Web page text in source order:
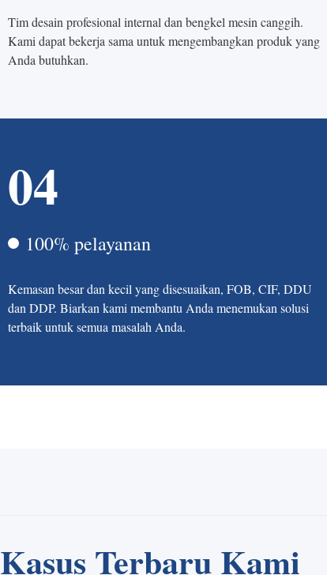
Tim desain profesional internal dan bengkel mesin canggih.
Kami dapat bekerja sama untuk mengembangkan produk yang
Anda butuhkan.
04
100% pelayanan
Kemasan besar dan kecil yang disesuaikan, FOB, CIF, DDU
dan DDP. Biarkan kami membantu Anda menemukan solusi
terbaik untuk semua masalah Anda.
Kasus Terbaru Kami